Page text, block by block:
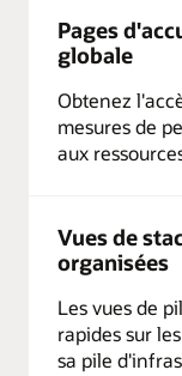
Pages
globale
Obtenez
mesures de
aux
Vues de
organisées
Les vues de
rapides sur
sa pile